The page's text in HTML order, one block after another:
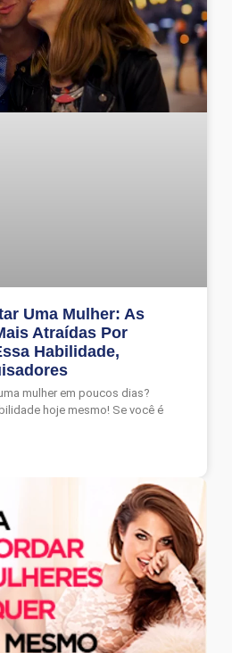
Uma Mulher: As
Atraídas Por
Habilidade,
mulher em poucos dias?
hoje mesmo! Se você é